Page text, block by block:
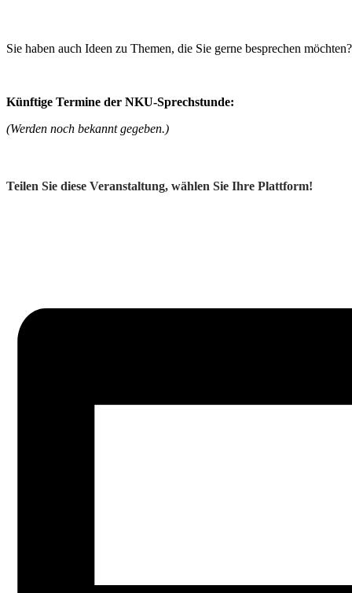
Sie haben auch Ideen zu Themen, die Sie gerne besprechen
Künftige Termine der NKU-Sprechstunde:
(Werden noch bekannt gegeben.)
Teilen Sie diese Veranstaltung, wählen Sie Ihre Plattform!